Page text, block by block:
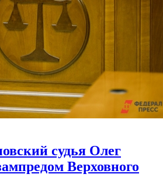
судья Олег
Верховного